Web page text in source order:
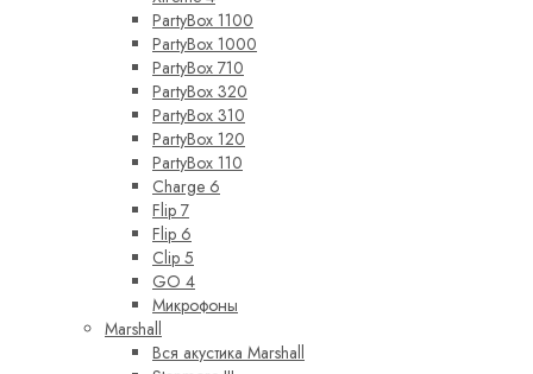
PartyBox 1100
PartyBox 1000
PartyBox 710
PartyBox 320
PartyBox 310
PartyBox 120
PartyBox 110
Charge 6
Flip 7
Flip 6
Clip 5
GO 4
Микрофоны
Marshall
Вся акустика Marshall